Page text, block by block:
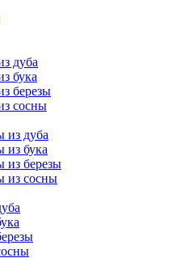
дуба
бука
березы
сосны
из дуба
из бука
из березы
из сосны